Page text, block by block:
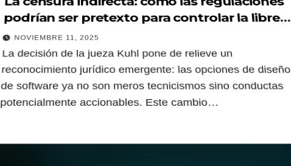
podrían ser pretexto para controlar la libre
expresión
NOVIEMBRE 11, 2025
La decisión de la jueza Kuhl pone de relieve un
reconocimiento jurídico emergente: las opciones de diseño
de software ya no son meros tecnicismos sino conductas
potencialmente accionables. Este cambio…